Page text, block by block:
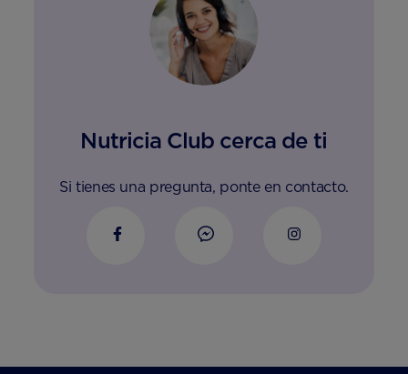
Nutricia Club cerca de ti
Si tienes una pregunta, ponte en contacto.